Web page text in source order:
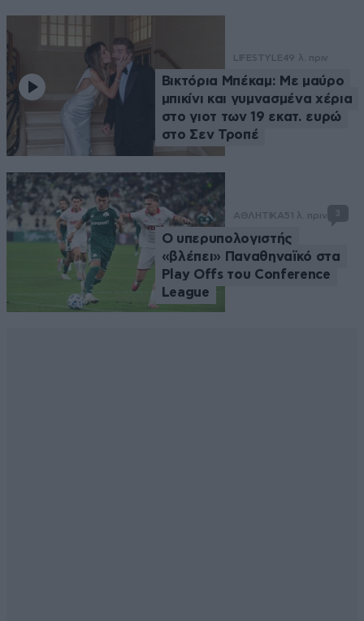
LIFESTYLE49 λ. πριν
Βικτόρια Μπέκαμ: Με μαύρο
μπικίνι και γυμνασμένα χέρια
στο γιοτ των 19 εκατ. ευρώ
στο Σεν Τροπέ
ΑΘΛΗΤΙΚΑ51 λ. πριν 3
Ο υπερυπολογιστής
«βλέπει» Παναθηναϊκό στα
Play Offs του Conference
League